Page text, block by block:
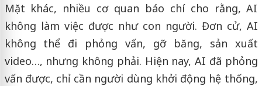
Mặt khác, nhiều cơ quan báo chí cho rằng, AI
không làm việc được như con người. Đơn cử, AI
không thể đi phỏng vấn, gỡ băng, sản xuất
video…, nhưng không phải. Hiện nay, AI đã phỏng
vấn được, chỉ cần người dùng khởi động hệ thống,